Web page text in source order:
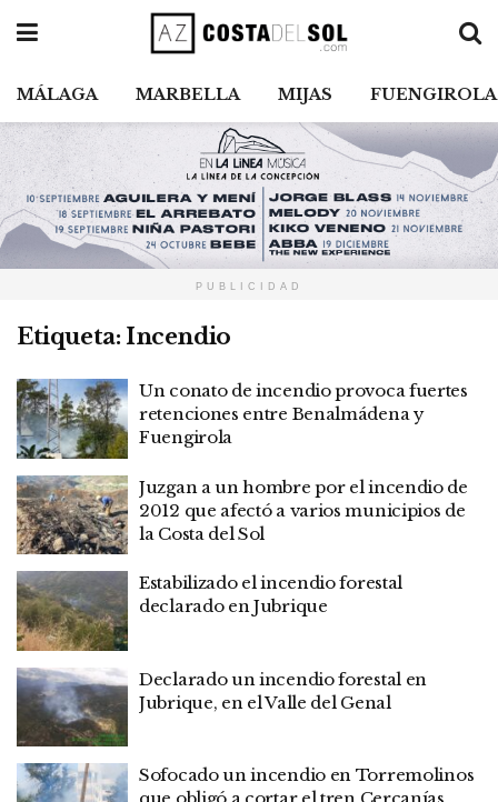
MÁLAGA MARBELLA MIJAS FUENGIROLA
PUBLICIDAD
Etiqueta: Incendio
Un conato de incendio provoca fuertes
retenciones entre Benalmádena y
Fuengirola
Juzgan a un hombre por el incendio de
2012 que afectó a varios municipios de
la Costa del Sol
Estabilizado el incendio forestal
declarado en Jubrique
Declarado un incendio forestal en
Jubrique, en el Valle del Genal
Sofocado un incendio en Torremolinos